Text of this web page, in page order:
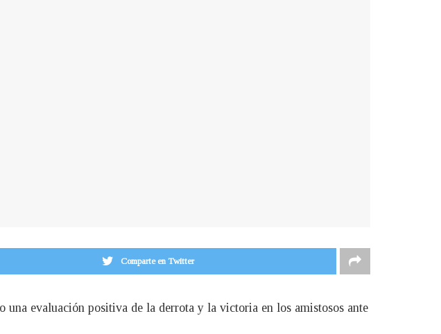
Comparte en Twitter
evaluación positiva de la derrota y la victoria en los amistosos ante